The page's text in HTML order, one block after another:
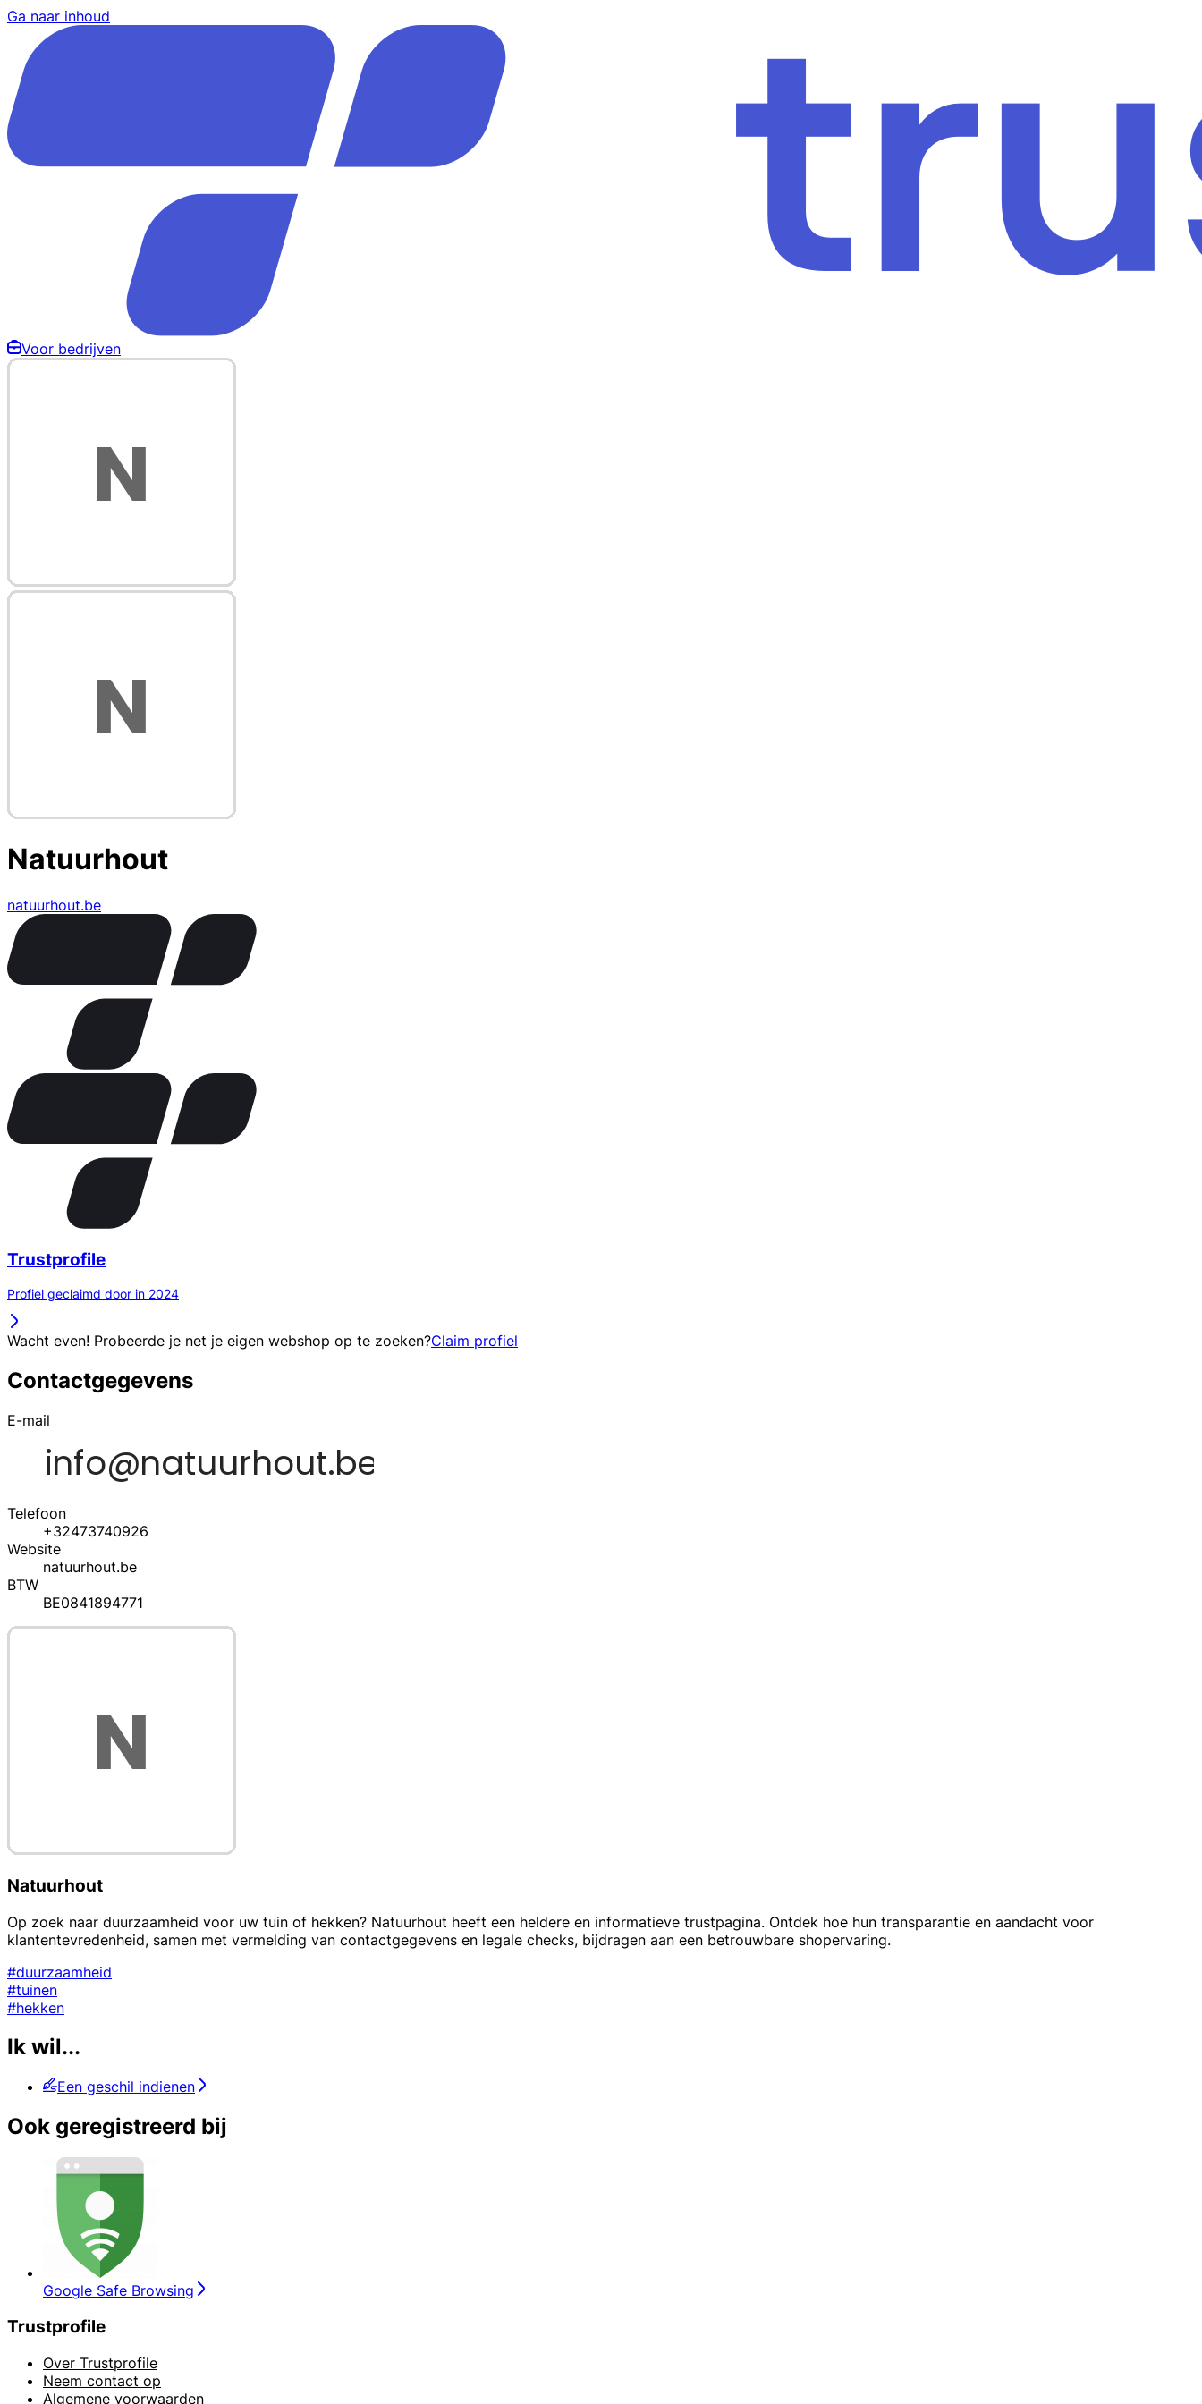
Ga naar inhoud
Voor bedrijven
Natuurhout
natuurhout.be
Trustprofile
Profiel geclaimd door in 2024
Wacht even! Probeerde je net je eigen webshop op te zoeken?Claim profiel
Contactgegevens
E-mail
Telefoon
+32473740926
Website
natuurhout.be
BTW
BE0841894771
Natuurhout
Op zoek naar duurzaamheid voor uw tuin of hekken? Natuurhout heeft een heldere en informatieve trustpagina. Ontdek hoe hun transparantie en aandacht voor
klantentevredenheid, samen met vermelding van contactgegevens en legale checks, bijdragen aan een betrouwbare shopervaring.
#duurzaamheid
#tuinen
#hekken
Ik wil...
Een geschil indienen
Ook geregistreerd bij
Google Safe Browsing
Trustprofile
Over Trustprofile
Neem contact op
Algemene voorwaarden